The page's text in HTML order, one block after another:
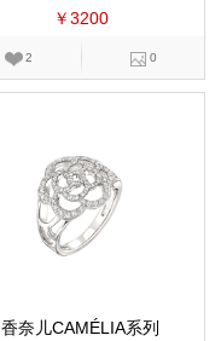
￥3200
2 0
香奈儿CAMÉLIA系列